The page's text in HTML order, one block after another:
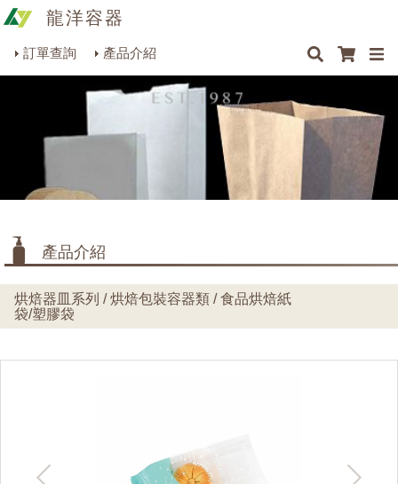
龍洋容器
訂單查詢
產品介紹
商品搜尋
包裝材料系列
烘焙器皿系列
餐飲器具系列
生活雜貨系列
美容用品系列
最新消息 聯絡我們
產品介紹
烘焙器皿系列 / 烘焙包裝容器類 / 食品烘焙紙
袋/塑膠袋